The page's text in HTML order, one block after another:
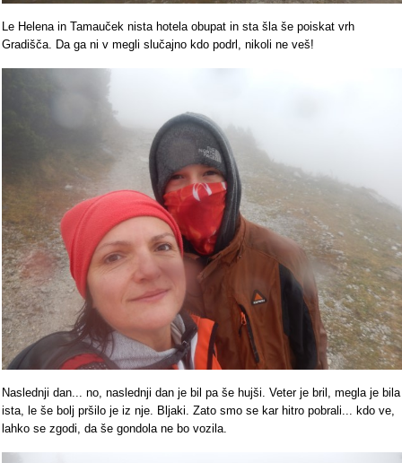
Le Helena in Tamauček nista hotela obupat in sta šla še poiskat vrh
Gradišča. Da ga ni v megli slučajno kdo podrl, nikoli ne veš!
Naslednji dan... no, naslednji dan je bil pa še hujši. Veter je bril, megla je bila
ista, le še bolj pršilo je iz nje. Bljaki. Zato smo se kar hitro pobrali... kdo ve,
lahko se zgodi, da še gondola ne bo vozila.